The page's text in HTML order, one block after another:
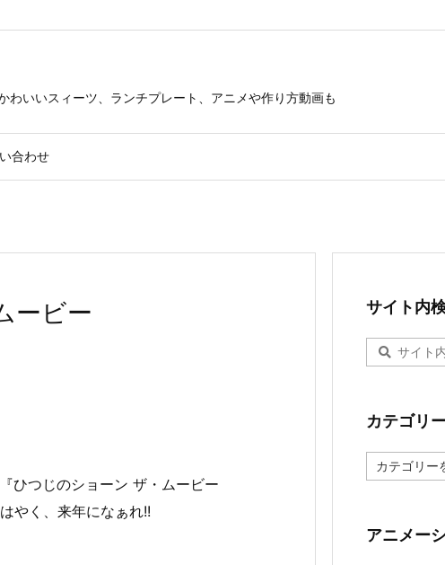
いいスィーツ、ランチプレート、アニメや作り方動画も
合わせ
ービー
ひつじのショーン ザ・ムービー
やく、来年になぁれ!!
サイト内
カテゴリ
テ
ー
アニメー